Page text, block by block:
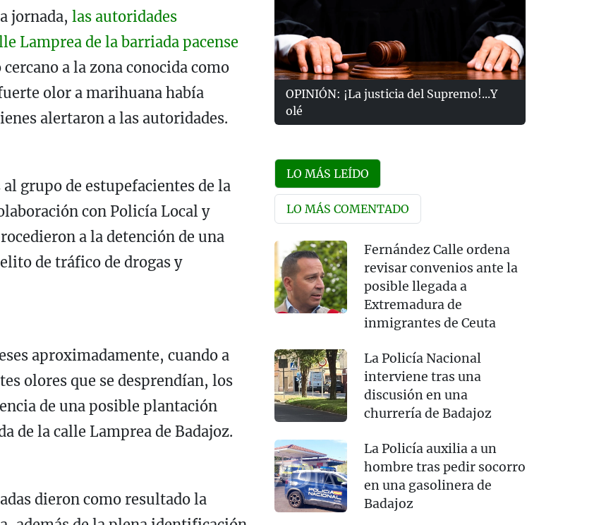
jornada, las autoridades
Lamprea de la barriada pacense
a la zona conocida como
olor a marihuana había
alertaron a las autoridades.
grupo de estupefacientes de la
con Policía Local y
a la detención de una
de tráfico de drogas y
aproximadamente, cuando a
olores que se desprendían, los
de una posible plantación
de la calle Lamprea de Badajoz.
dieron como resultado la
OPINIÓN: ¡La justicia del Supremo!...Y
olé
LO MÁS LEÍDO
LO MÁS COMENTADO
Fernández Calle ordena
revisar convenios ante la
posible llegada a
Extremadura de
inmigrantes de Ceuta
La Policía Nacional
interviene tras una
discusión en una
churrería de Badajoz
La Policía auxilia a un
hombre tras pedir socorro
en una gasolinera de
Badajoz